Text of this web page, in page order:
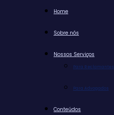
Home
Sobre nós
Nossos Serviços
Para Reclamantes
Para Advogados
Conteúdos